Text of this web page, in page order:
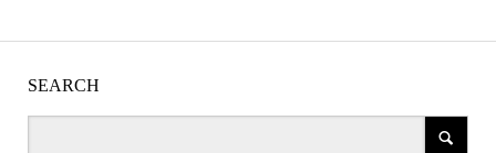
SEARCH